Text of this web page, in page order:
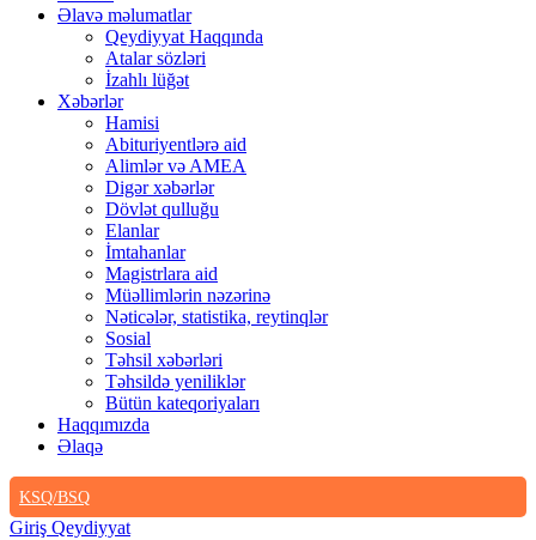
Əlavə məlumatlar
Qeydiyyat Haqqında
Atalar sözləri
İzahlı lüğət
Xəbərlər
Hamisi
Abituriyentlərə aid
Alimlər və AMEA
Digər xəbərlər
Dövlət qulluğu
Elanlar
İmtahanlar
Magistrlara aid
Müəllimlərin nəzərinə
Nəticələr, statistika, reytinqlər
Sosial
Təhsil xəbərləri
Təhsildə yeniliklər
Bütün kateqoriyaları
Haqqımızda
Əlaqə
KSQ/BSQ
Giriş Qeydiyyat